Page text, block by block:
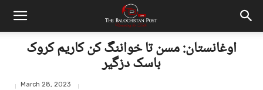
اوغانستان: مسن تا خواننگ کن کاریم کروک
باسک دزگیر
March 28, 2023